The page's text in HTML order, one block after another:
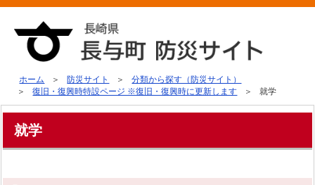
ホーム 防災サイト
分類から探す（防災サイト）
復旧・復興時特設ページ ※復旧・復興時に更新します
就学
就学